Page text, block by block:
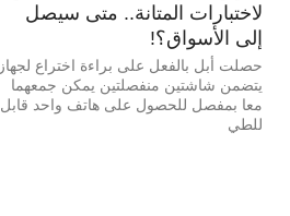
لاختبارات المتانة.. متى سيصل
إلى الأسواق؟!
حصلت أبل بالفعل على براءة اختراع لجهاز
يتضمن شاشتين منفصلتين يمكن جمعهما
معا بمفصل للحصول على هاتف واحد قابل
للطي